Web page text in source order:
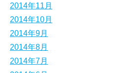
2014年11月
2014年10月
2014年9月
2014年8月
2014年7月